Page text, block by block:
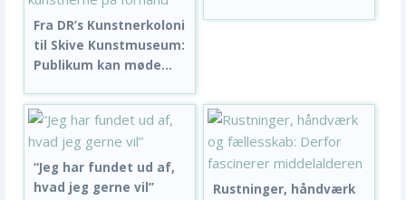
Fra DR’s Kunstnerkoloni
til Skive Kunstmuseum:
Publikum kan møde...
“Jeg har fundet ud af,
hvad jeg gerne vil”
Rustninger, håndværk